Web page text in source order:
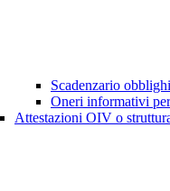
Scadenzario
Oneri informativi
Attestazioni OIV o